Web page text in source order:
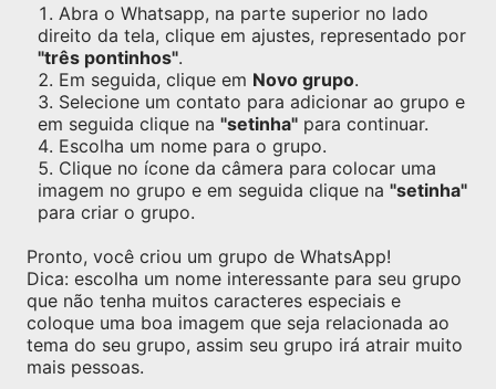
Abra o Whatsapp, na parte superior no lado
direito da tela, clique em ajustes, representado por
"três pontinhos".
Em seguida, clique em Novo grupo.
Selecione um contato para adicionar ao grupo e
em seguida clique na "setinha" para continuar.
Escolha um nome para o grupo.
Clique no ícone da câmera para colocar uma
imagem no grupo e em seguida clique na "setinha"
para criar o grupo.
Pronto, você criou um grupo de WhatsApp!
Dica: escolha um nome interessante para seu grupo
que não tenha muitos caracteres especiais e
coloque uma boa imagem que seja relacionada ao
tema do seu grupo, assim seu grupo irá atrair muito
mais pessoas.